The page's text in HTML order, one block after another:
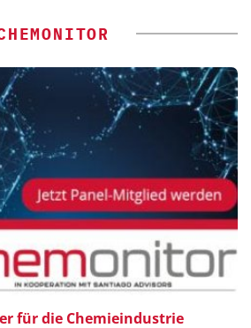
für die Chemieindustrie